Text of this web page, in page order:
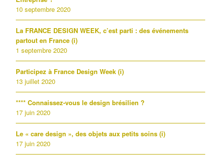
10 septembre 2020
La FRANCE DESIGN WEEK, c’est parti : des événements
partout en France (i)
1 septembre 2020
Participez à France Design Week (i)
13 juillet 2020
**** Connaissez-vous le design brésilien ?
17 juin 2020
Le « care design », des objets aux petits soins (i)
17 juin 2020